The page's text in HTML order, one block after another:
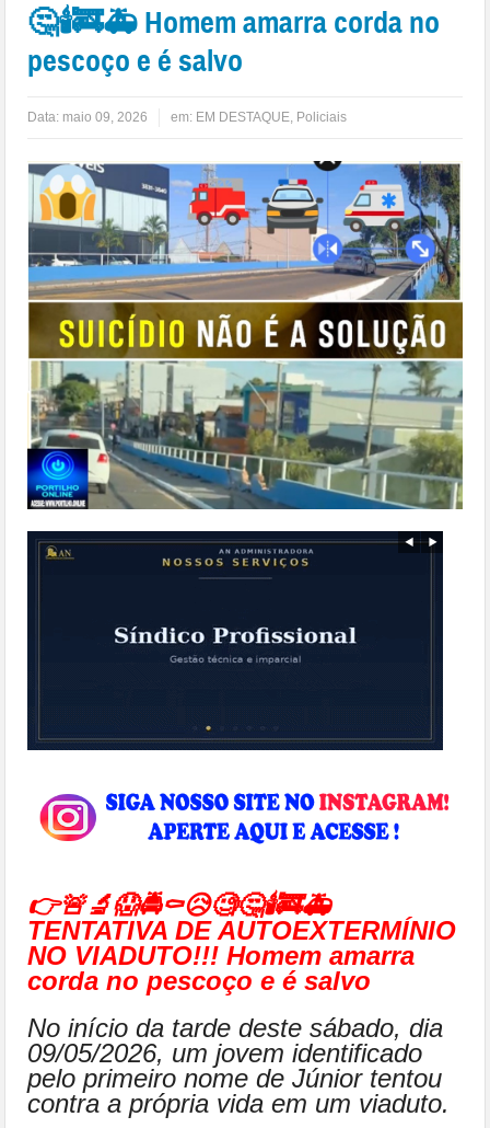
🤔🕯🚒🚑 Homem amarra corda no
pescoço e é salvo
Data: maio 09, 2026 em: EM DESTAQUE, Policiais
👉🚨🔬😱🚔⚰😥🧐🤔🕯🚒🚑
TENTATIVA DE AUTOEXTERMÍNIO
NO VIADUTO!!! Homem amarra
corda no pescoço e é salvo
No início da tarde deste sábado, dia
09/05/2026, um jovem identificado
pelo primeiro nome de Júnior tentou
contra a própria vida em um viaduto.